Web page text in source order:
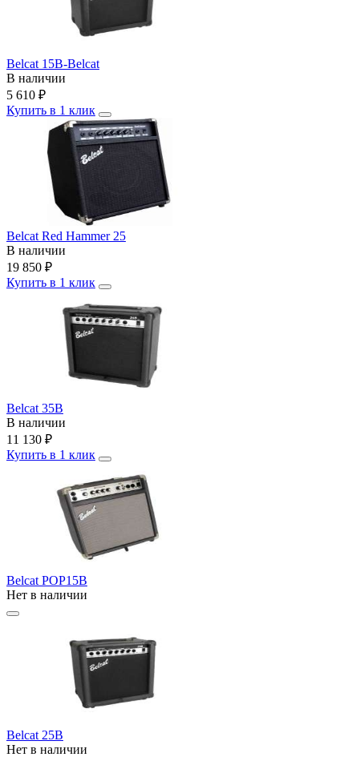
Belcat 15B-Belcat
В наличии
5 610 ₽
Купить в 1 клик
Belcat Red Hammer 25
В наличии
19 850 ₽
Купить в 1 клик
Belcat 35B
В наличии
11 130 ₽
Купить в 1 клик
Belcat POP15B
Нет в наличии
Belcat 25B
Нет в наличии